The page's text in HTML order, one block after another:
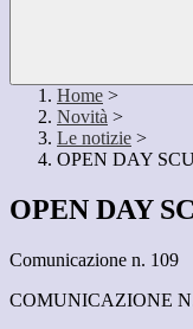
Home >
Novità >
Le notizie >
OPEN DAY
OPEN DAY
Comunicazione n. 109
COMUNICAZIONE